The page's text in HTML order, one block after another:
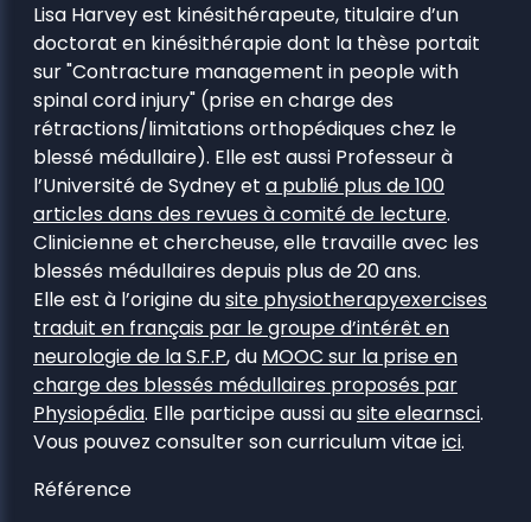
Lisa Harvey est kinésithérapeute, titulaire d’un
doctorat en kinésithérapie dont la thèse portait
sur "Contracture management in people with
spinal cord injury" (prise en charge des
rétractions/limitations orthopédiques chez le
blessé médullaire). Elle est aussi Professeur à
l’Université de Sydney et a publié plus de 100
articles dans des revues à comité de lecture.
Clinicienne et chercheuse, elle travaille avec les
blessés médullaires depuis plus de 20 ans.
Elle est à l’origine dusite physiotherapyexercises
traduit en français par le groupe d’intérêt en
neurologie de la S.F.P, du MOOC sur la prise en
charge des blessés médullaires proposés par
Physiopédia. Elle participe aussi ausite elearnsci.
Vous pouvez consulter son curriculum vitaeici.
Référence